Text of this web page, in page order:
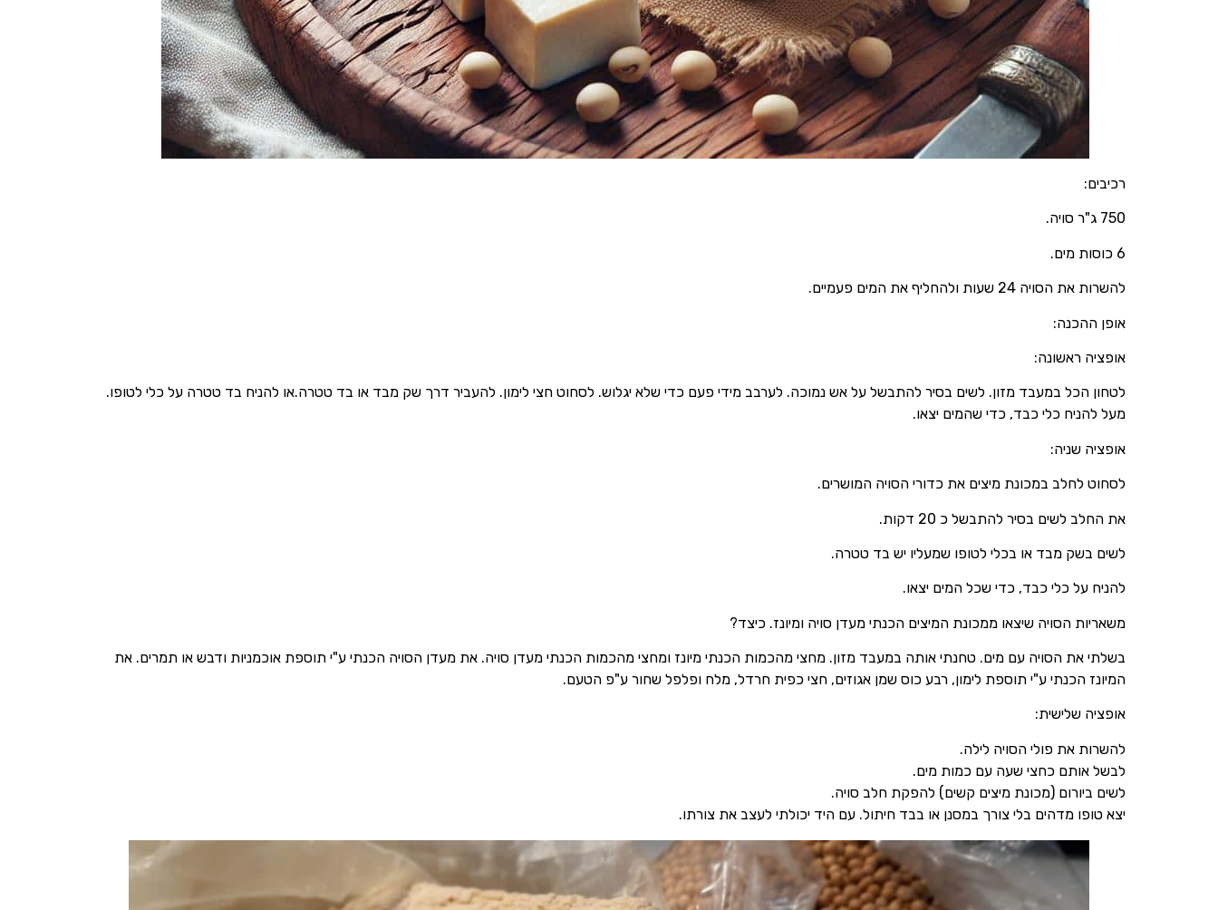
רכיבים:
750 ג"ר סויה.
6 כוסות מים.
להשרות את הסויה 24 שעות ולהחליף את המים פעמיים.
אופן ההכנה:
אופציה ראשונה:
לטחון הכל במעבד מזון. לשים בסיר להתבשל על אש נמוכה. לערבב מידי פעם כדי שלא יגלוש. לסחוט חצי לימון. להעביר דרך שק מבד או בד טטרה.או להניח בד טטרה על כלי לטופו.
מעל להניח כלי כבד, כדי שהמים יצאו.
אופציה שניה:
לסחוט לחלב במכונת מיצים את כדורי הסויה המושרים.
את החלב לשים בסיר להתבשל כ 20 דקות.
לשים בשק מבד או בכלי לטופו שמעליו יש בד טטרה.
להניח על כלי כבד, כדי שכל המים יצאו.
משאריות הסויה שיצאו ממכונת המיצים הכנתי מעדן סויה ומיונז. כיצד?
בשלתי את הסויה עם מים. טחנתי אותה במעבד מזון. מחצי מהכמות הכנתי מיונז ומחצי מהכמות הכנתי מעדן סויה. את מעדן הסויה הכנתי ע"י תוספת אוכמניות ודבש או תמרים. את
המיונז הכנתי ע"י תוספת לימון, רבע כוס שמן אגוזים, חצי כפית חרדל, מלח ופלפל שחור ע"פ הטעם.
אופציה שלישית:
להשרות את פולי הסויה לילה.
לבשל אותם כחצי שעה עם כמות מים.
לשים ביורום (מכונת מיצים קשים) להפקת חלב סויה.
יצא טופו מדהים בלי צורך במסנן או בבד חיתול. עם היד יכולתי לעצב את צורתו.